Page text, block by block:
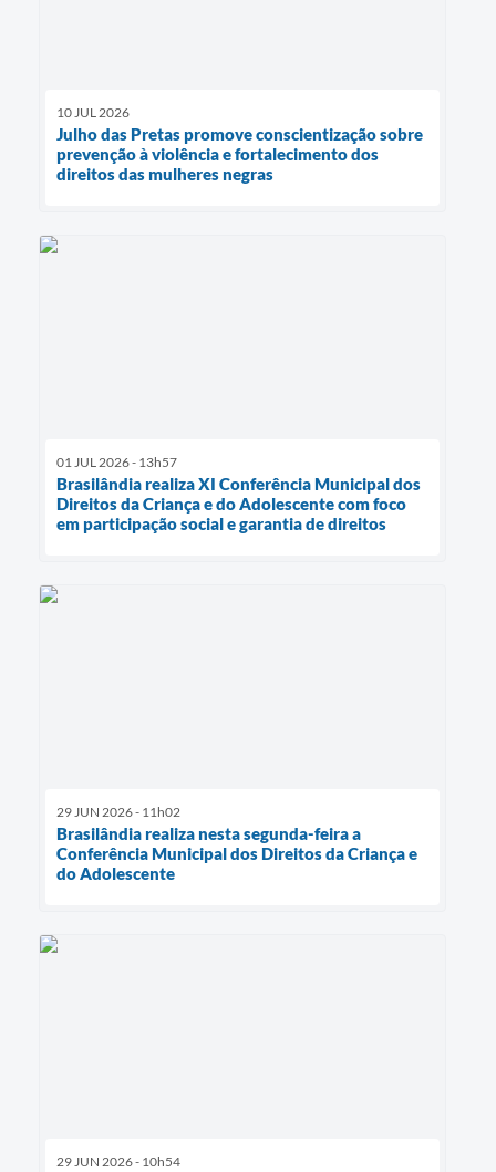
10 JUL 2026
Julho das Pretas promove conscientização sobre
prevenção à violência e fortalecimento dos
direitos das mulheres negras
01 JUL 2026 - 13h57
Brasilândia realiza XI Conferência Municipal dos
Direitos da Criança e do Adolescente com foco
em participação social e garantia de direitos
29 JUN 2026 - 11h02
Brasilândia realiza nesta segunda-feira a
Conferência Municipal dos Direitos da Criança e
do Adolescente
29 JUN 2026 - 10h54